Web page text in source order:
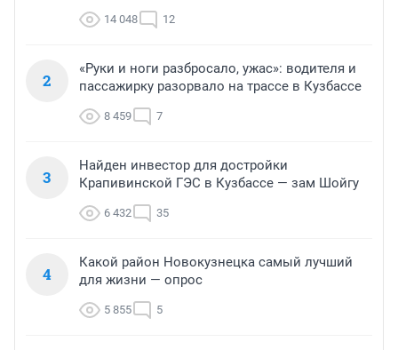
14 048 12
2
«Руки и ноги разбросало, ужас»: водителя и
пассажирку разорвало на трассе в Кузбассе
8 459 7
3
Найден инвестор для достройки
Крапивинской ГЭС в Кузбассе — зам Шойгу
6 432 35
4
Какой район Новокузнецка самый лучший
для жизни — опрос
5 855 5